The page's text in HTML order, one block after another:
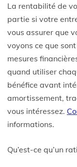
La rentabilité de
partie si votre
vous assurer que
voyons ce que
mesures
quand utiliser
bénéfice avant
amortissement,
vous intéressez.
informations.
Qu’est-ce qu’un